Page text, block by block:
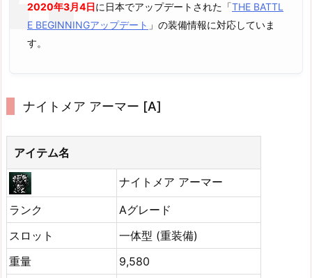
2020年3月4日に日本でアップデートされた「THE BATTL
E BEGINNINGアップデート 」の装備情報に対応していま
す。
ナイトメア アーマー [A]
アイテム名
ナイトメア アーマー
ランク
Aグレード
スロット
一体型 (重装備)
重量
9,580